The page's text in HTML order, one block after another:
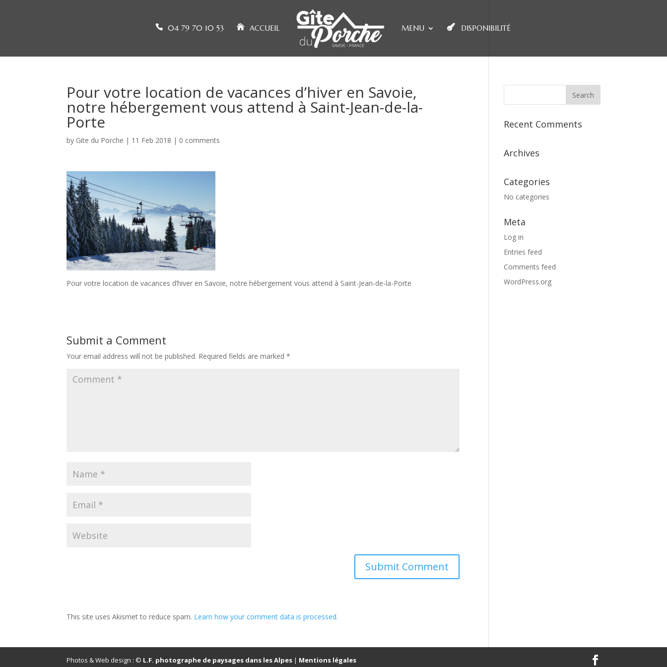
04 79 70 10 53 ACCUEIL MENU DISPONIBILITÉ
Pour votre location de vacances d’hiver en Savoie,
notre hébergement vous attend à Saint-Jean-de-la-
Porte
by Gite du Porche | 11 Feb 2018 | 0 comments
Pour votre location de vacances d’hiver en Savoie, notre hébergement vous attend à Saint-Jean-de-la-Porte
Submit a Comment
Your email address will not be published. Required fields are marked*
This site uses Akismet to reduce spam. Learn how your comment data is processed.
Recent Comments
Archives
Categories
No categories
Meta
Log in
Entries feed
Comments feed
WordPress.org
Photos & Web design : © L.F. photographe de paysages dans les Alpes | Mentions légales